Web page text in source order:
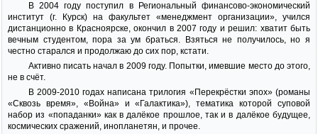
В 2004 году поступил в Региональный финансово-экономический
институт (г. Курск) на факультет «менеджмент организации», учился
дистанционно в Красноярске, окончил в 2007 году и решил: хватит быть
вечным студентом, пора за ум браться. Взяться не получилось, но я
честно старался и продолжаю до сих пор, кстати.
Активно писать начал в 2009 году. Попытки, имевшие место до этого,
не в счёт.
В 2009-2010 годах написана трилогия «Перекрёстки эпох» (романы
«Сквозь время», «Война» и «Галактика»), тематика которой суповой
набор из «попаданки» как в далёкое прошлое, так и в далёкое будущее,
космических сражений, инопланетян, и прочее.